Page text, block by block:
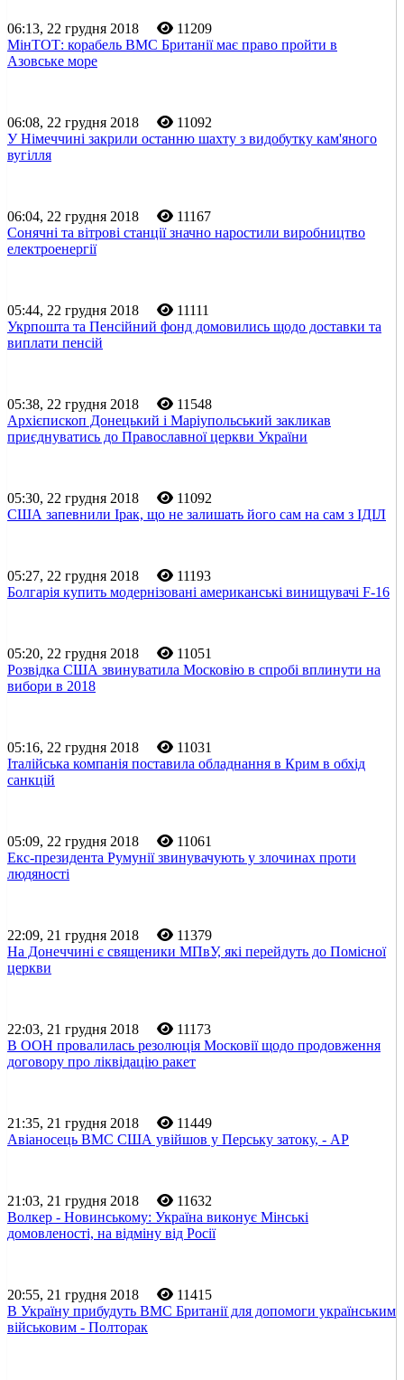
06:13, 22 грудня 2018
11209
МінТОТ: корабель ВМС Британії має право пройти в
Азовське море
06:08, 22 грудня 2018
11092
У Німеччині закрили останню шахту з видобутку кам'яного
вугілля
06:04, 22 грудня 2018
11167
Сонячні та вітрові станції значно наростили виробництво
електроенергії
05:44, 22 грудня 2018
11111
Укрпошта та Пенсійний фонд домовились щодо доставки та
виплати пенсій
05:38, 22 грудня 2018
11548
Архієпископ Донецький і Маріупольський закликав
приєднуватись до Православної церкви України
05:30, 22 грудня 2018
11092
США запевнили Ірак, що не залишать його сам на сам з ІДІЛ
05:27, 22 грудня 2018
11193
Болгарія купить модернізовані американські винищувачі F-16
05:20, 22 грудня 2018
11051
Розвідка США звинуватила Московію в спробі вплинути на
вибори в 2018
05:16, 22 грудня 2018
11031
Італійська компанія поставила обладнання в Крим в обхід
санкцій
05:09, 22 грудня 2018
11061
Екс-президента Румунії звинувачують у злочинах проти
людяності
22:09, 21 грудня 2018
11379
На Донеччині є священики МПвУ, які перейдуть до Помісної
церкви
22:03, 21 грудня 2018
11173
В ООН провалилась резолюція Московії щодо продовження
договору про ліквідацію ракет
21:35, 21 грудня 2018
11449
Авіаносець ВМС США увійшов у Перську затоку, - AP
21:03, 21 грудня 2018
11632
Волкер - Новинському: Україна виконує Мінські
домовленості, на відміну від Росії
20:55, 21 грудня 2018
11415
В Україну прибудуть ВМС Британії для допомоги українським
військовим - Полторак